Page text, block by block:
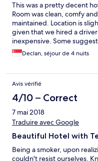
This was a pretty decent
Room was clean, comfy
maintained. Location is
given that we hired a
inexpensive. Some
curtain or glass door to
bathroom. - Could add an
Declan, séjour de 4 nuits
Avis vérifié
4/10 – Correct
7 mai 2018
Traduire avec Google
Beautiful Hotel with
Being a smoker, upon
couldn't resist ourselves.